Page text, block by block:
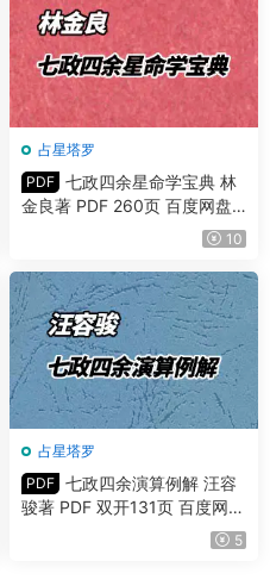
占星塔罗
PDF 七政四余星命学宝典 林
金良著 PDF 260页 百度网盘
10
占星塔罗
PDF 七政四余演算例解 汪容
骏著 PDF 双开131页 百度网盘
5